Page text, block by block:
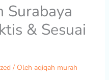
Surabaya
& Sesuai
/ Oleh aqiqah murah